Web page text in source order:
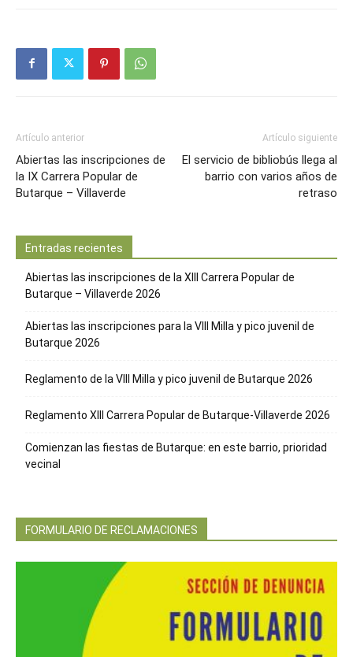
Artículo anterior
Abiertas las inscripciones de
la IX Carrera Popular de
Butarque – Villaverde
Artículo siguiente
El servicio de bibliobús llega al
barrio con varios años de
retraso
Entradas recientes
Abiertas las inscripciones de la XIII Carrera Popular de
Butarque – Villaverde 2026
Abiertas las inscripciones para la VIII Milla y pico juvenil de
Butarque 2026
Reglamento de la VIII Milla y pico juvenil de Butarque 2026
Reglamento XIII Carrera Popular de Butarque-Villaverde 2026
Comienzan las fiestas de Butarque: en este barrio, prioridad
vecinal
FORMULARIO DE RECLAMACIONES